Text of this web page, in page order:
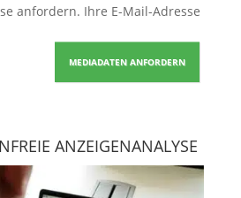
anfordern. Ihre E-Mail-Adresse
MEDIADATEN ANFORDERN
ANZEIGENANALYSE